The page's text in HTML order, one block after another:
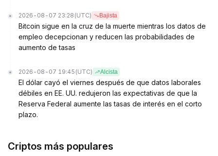
2026-08-07 23:28 (UTC) Bajista
Bitcoin sigue en la cruz de la muerte mientras los datos de
empleo decepcionan y reducen las probabilidades de
aumento de tasas
2026-08-07 19:45 (UTC) Alcista
El dólar cayó el viernes después de que datos laborales
débiles en EE. UU. redujeron las expectativas de que la
Reserva Federal aumente las tasas de interés en el corto
plazo.
Criptos más populares